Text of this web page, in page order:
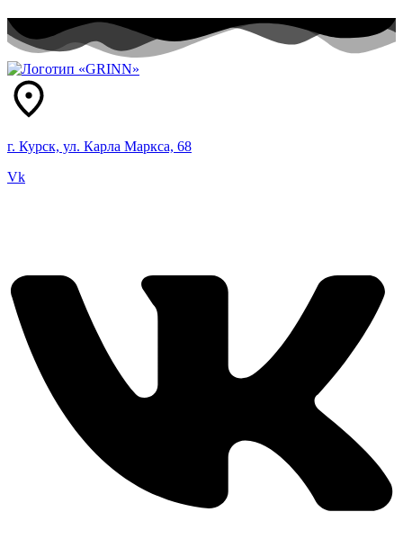
г. Курск, ул. Карла Маркса, 68
Vk